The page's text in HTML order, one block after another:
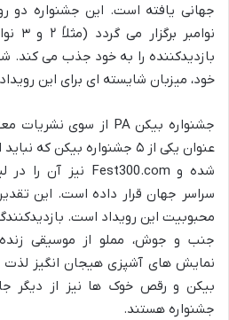
جهانی یافته است. این جشنواره دو
بازدیدکننده را به خود جذب می کند.
خود، میزبان شایسته ای برای این
عنوان یکی از ۵ جشنواره
سراسر جهان قرار داده است. این
محبوبیت این رویداد است.
جنب و جوش، مملو از موسیقی
نمایش های آشپزی هیجان انگیز لذت
بیکن و رقص خوک ها نیز از دیگر
جشنواره هستند.